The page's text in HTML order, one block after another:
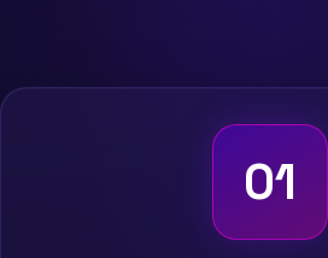
01